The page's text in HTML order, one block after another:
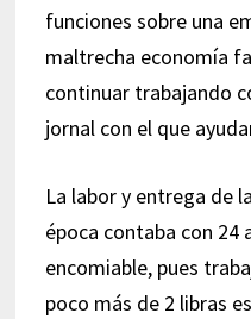
funciones sobre una
maltrecha economía
continuar trabajando
jornal con el que
La labor y entrega de
época contaba con 24
encomiable, pues
poco más de 2 libras